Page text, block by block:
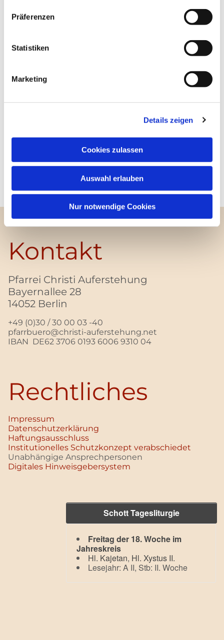
Präferenzen
Statistiken
Marketing
Details zeigen
Cookies zulassen
Auswahl erlauben
Nur notwendige Cookies
Kontakt
Pfarrei Christi Auferstehung
Bayernallee 28
14052 Berlin
+49 (0)30 / 30 00 03 -40
pfarrbuero@christi-auferstehung.net
IBAN DE62 3706 0193 6006 9310 04
Rechtliches
Impressum
Datenschutz­erklärung
Haftungsausschluss
Institutionelles Schutzkonzept verabschiedet
Unabhängige Ansprechpersonen
Digitales Hinweisgebersystem
Schott Tagesliturgie
Freitag der 18. Woche im
Jahreskreis
Hl. Kajetan, Hl. Xystus II.
Lesejahr: A II, Stb: II. Woche